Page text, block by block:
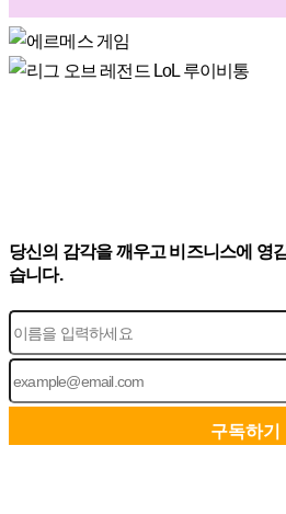
당신의 감각을 깨우고 비즈니스에 영
습니다.